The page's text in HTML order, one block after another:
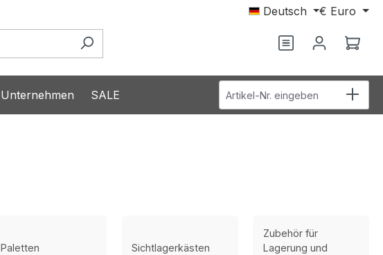
Deutsch € Euro
Du hast 0
Unternehmen SALE Artikel-Nr. eingeben
Paletten Sichtlagerkästen
Zubehör für
Lagerung und